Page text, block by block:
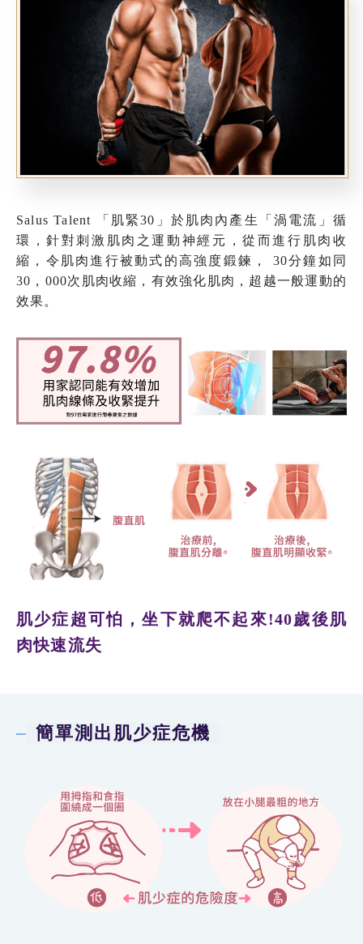
Salus Talent 「肌緊30」於肌肉內產生「渦電流」循
環，針對刺激肌肉之運動神經元，從而進行肌肉收
縮，令肌肉進行被動式的高強度鍛鍊， 30分鐘如同
30，000次肌肉收縮，有效強化肌肉，超越一般運動的
效果。
肌少症超可怕，坐下就爬不起來!40歲後肌
肉快速流失
簡單測出肌少症危機